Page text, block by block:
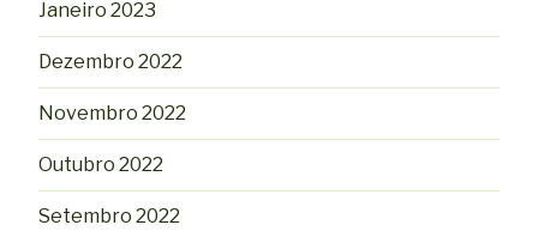
Janeiro 2023
Dezembro 2022
Novembro 2022
Outubro 2022
Setembro 2022